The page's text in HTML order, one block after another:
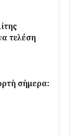
τελέση
σήμερα: